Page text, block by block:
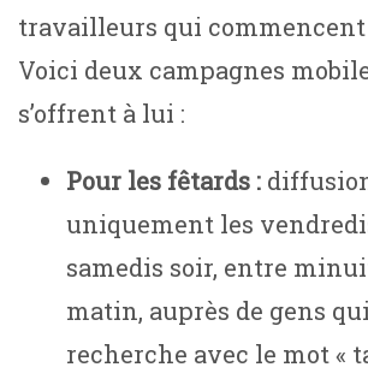
travailleurs qui
Voici deux campagnes
s’offrent à lui :
Pour les fêtards :
uniquement les
samedis soir, entre
matin, auprès de gens
recherche avec le mot «